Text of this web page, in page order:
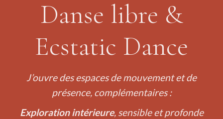
Danse libre &
Ecstatic Dance
J’ouvre des espaces de mouvement et de
présence, complémentaires :
Exploration intérieure, sensible et profonde